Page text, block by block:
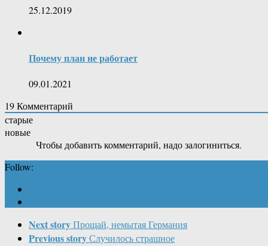
25.12.2019
Почему план не работает
09.01.2021
19Комментарий
старые
новые
Чтобы добавить комментарий, надо залогиниться.
Follow:
Next storyПрощай, немытая Германия
Previous storyСлучилось страшное